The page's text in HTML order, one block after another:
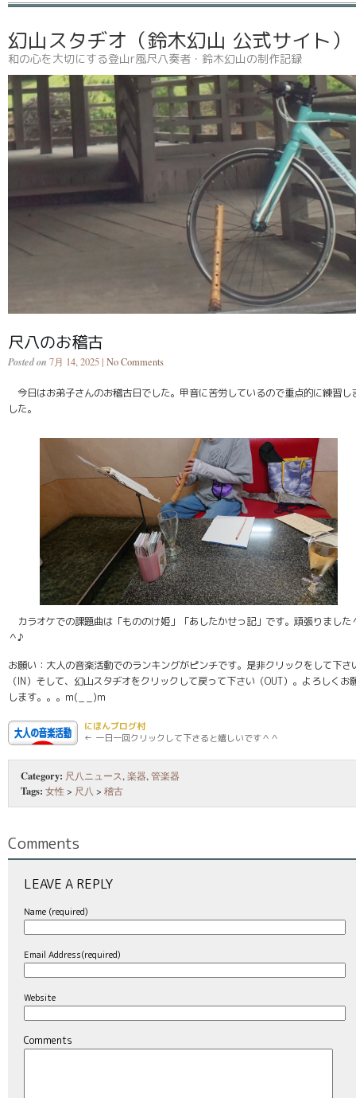
幻山スタヂオ（鈴木幻山 公式サイト
和の心を大切にする登山r風尺八奏者・鈴木幻山の制作記録
尺八のお稽古
Posted on 7月 14, 2025 | No Comments
今日はお弟子さんのお稽古日でした。甲音に苦労しているので重点的に練習し
した。
カラオケでの課題曲は「もののけ姫」「あしたかせっ記」です。頑張りました
＾♪
お願い：大人の音楽活動でのランキングがピンチです。是非クリックをして下さ
（IN）そして、幻山スタヂオをクリックして戻って下さい（OUT）。よろしくお
します。。。m(_ _)m
にほんブログ村
← 一日一回クリックして下さると嬉しいです＾＾
Category: 尺八ニュース,楽器,管楽器
Tags: 女性> 尺八> 稽古
Comments
LEAVE A REPLY
Name (required)
Email Address(required)
Website
Comments